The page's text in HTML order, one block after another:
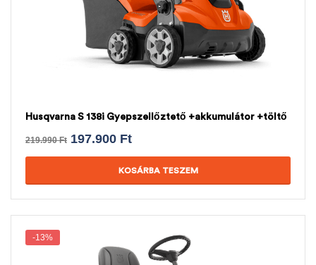
Husqvarna S 138i Gyepszellőztető +akkumulátor +töltő
219.990Ft 197.900 Ft
KOSÁRBA TESZEM
-13%